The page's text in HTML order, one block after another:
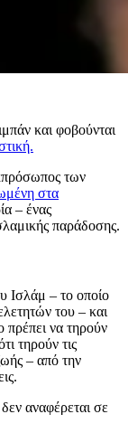
και φοβούνται
των
στα
– ένας
παράδοσης.
Ισλάμ – το οποίο
του – και
πρέπει να τηρούν
τηρούν τις
– από την
αναφέρεται σε